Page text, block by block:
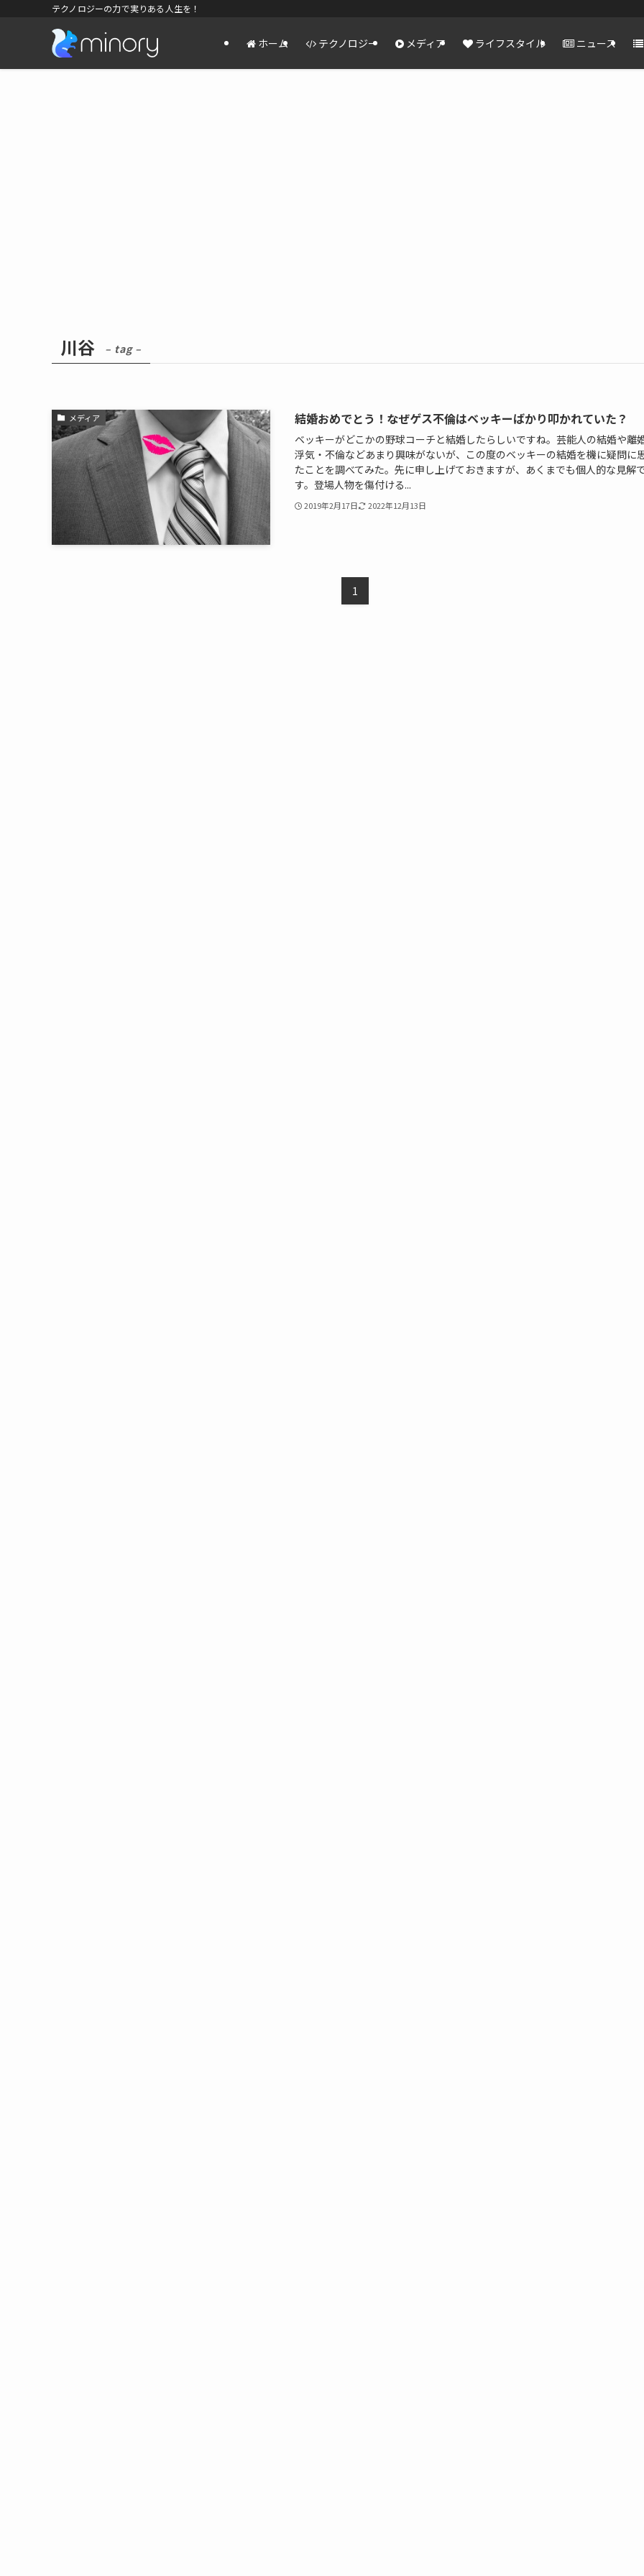
テクノロジーの力で実りある人生を！
ホーム テクノロジー メディア ライフスタイル ニュース
川谷 – tag –
メディア 結婚おめでとう！なぜゲス不倫はベッキーばかり叩かれていた？
ベッキーがどこかの野球コーチと結婚したらしいですね。芸能人の結婚や離
浮気・不倫などあまり興味がないが、この度のベッキーの結婚を機に疑問に
たことを調べてみた。先に申し上げておきますが、あくまでも個人的な見解
す。登場人物を傷付ける...
2019年2月17日 2022年12月13日
1